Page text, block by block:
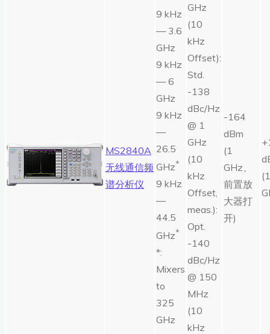
MS2840A
无线通信频
谱分析仪
9 kHz
— 3.6
GHz
9 kHz
— 6
GHz
9 kHz
—
26.5
GHz*
9 kHz
—
44.5
GHz*
*:
Mixers
to
325
GHz
GHz
(10
kHz
Offset):
Std.
-138
dBc/Hz
@ 1
GHz
(10
kHz
Offset,
meas.):
Opt.
-140
dBc/Hz
@ 150
MHz
(10
kHz
-164
dBm
(1
GHz、
前置放
大器打
开)
(1